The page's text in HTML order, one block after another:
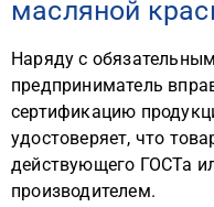
масляной
Наряду с
предприниматель
сертификацию
удостоверяет, что
действующего ГОСТа
производителем.